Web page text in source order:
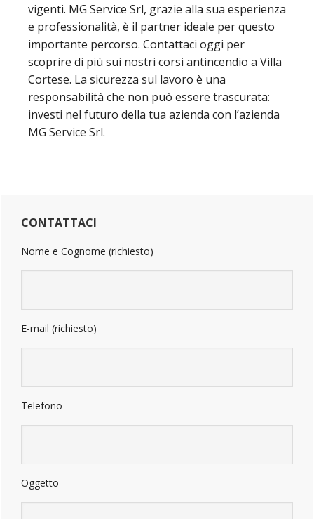
vigenti. MG Service Srl, grazie alla sua esperienza
e professionalità, è il partner ideale per questo
importante percorso. Contattaci oggi per
scoprire di più sui nostri corsi antincendio a Villa
Cortese. La sicurezza sul lavoro è una
responsabilità che non può essere trascurata:
investi nel futuro della tua azienda con l’azienda
MG Service Srl.
Barra
laterale
primaria
CONTATTACI
Nome e Cognome (richiesto)
E-mail (richiesto)
Telefono
Oggetto